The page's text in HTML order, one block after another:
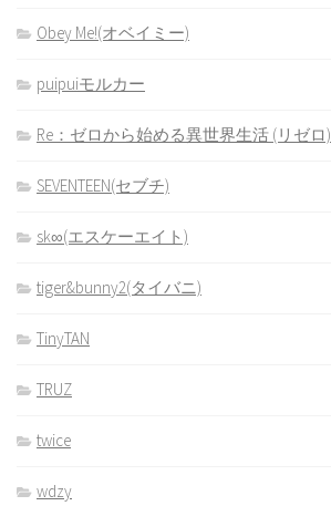
Obey Me!(オベイミー)
puipuiモルカー
Re：ゼロから始める異世界生活 (リゼロ)
SEVENTEEN(セブチ)
sk∞(エスケーエイト)
tiger&bunny2(タイバニ)
TinyTAN
TRUZ
twice
wdzy